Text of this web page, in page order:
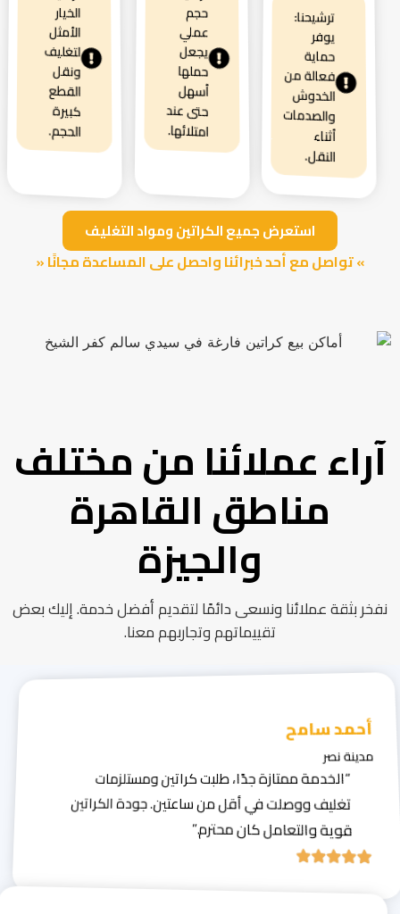
ترشيحنا:
يوفر
حماية
فعالة من
الخدوش
والصدمات
أثناء
النقل.
حجم
عملي
يجعل
حملها
أسهل
حتى عند
امتلائها.
الخيار
الأمثل
لتغليف
ونقل
القطع
كبيرة
الحجم.
استعرض جميع الكراتين ومواد التغليف
» تواصل مع أحد خبرائنا واحصل على المساعدة مجانًا «
آراء عملائنا من مختلف
مناطق القاهرة
والجيزة
نفخر بثقة عملائنا ونسعى دائمًا لتقديم أفضل خدمة. إليك بعض
تقييماتهم وتجاربهم معنا.
أحمد سامح
مدينة نصر
“الخدمة ممتازة جدًا، طلبت كراتين ومستلزمات
تغليف ووصلت في أقل من ساعتين. جودة الكراتين
قوية والتعامل كان محترم.”